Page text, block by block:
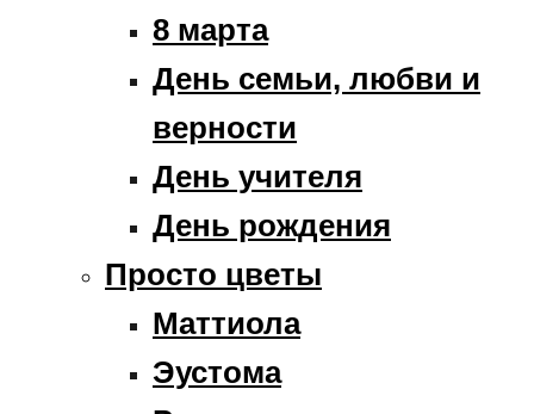
8 марта
День семьи, любви и
верности
День учителя
День рождения
Просто цветы
Маттиола
Эустома